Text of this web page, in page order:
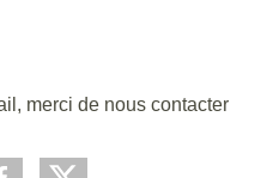
merci de nous contacter